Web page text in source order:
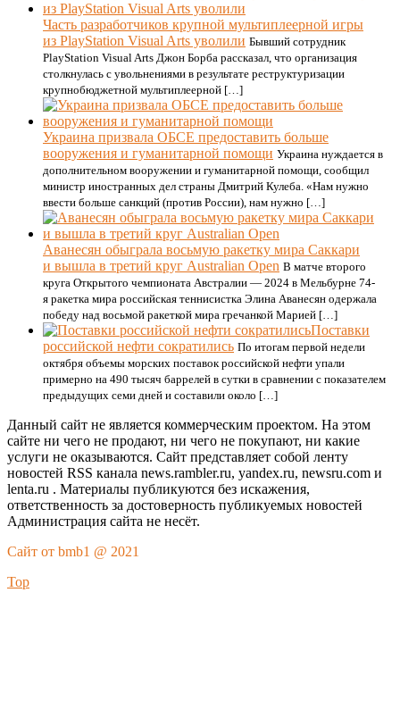
Часть разработчиков крупной мультиплеерной игры
из PlayStation Visual Arts уволили Бывший сотрудник
PlayStation Visual Arts Джон Борба рассказал, что организация
столкнулась с увольнениями в результате реструктуризации
крупнобюджетной мультиплеерной […]
Украина призвала ОБСЕ предоставить больше
вооружения и гуманитарной помощи Украина нуждается в
дополнительном вооружении и гуманитарной помощи, сообщил
министр иностранных дел страны Дмитрий Кулеба. «Нам нужно
ввести больше санкций (против России), нам нужно […]
Аванесян обыграла восьмую ракетку мира Саккари
и вышла в третий круг Australian Open В матче второго
круга Открытого чемпионата Австралии — 2024 в Мельбурне 74-
я ракетка мира российская теннисистка Элина Аванесян одержала
победу над восьмой ракеткой мира гречанкой Марией […]
Поставки
российской нефти сократились По итогам первой недели
октября объемы морских поставок российской нефти упали
примерно на 490 тысяч баррелей в сутки в сравнении с показателем
предыдущих семи дней и составили около […]
Данный сайт не является коммерческим проектом. На этом
сайте ни чего не продают, ни чего не покупают, ни какие
услуги не оказываются. Сайт представляет собой ленту
новостей RSS канала news.rambler.ru, yandex.ru, newsru.com и
lenta.ru . Материалы публикуются без искажения,
ответственность за достоверность публикуемых новостей
Администрация сайта не несёт.
Сайт от bmb1 @ 2021
Top